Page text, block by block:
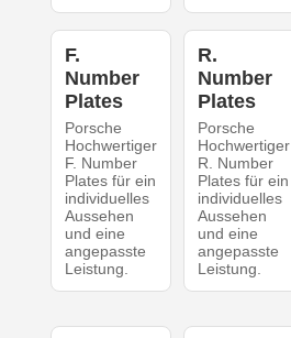
F.
Number
Plates
Porsche
Hochwertiger
F. Number
Plates für ein
individuelles
Aussehen
und eine
angepasste
Leistung.
R.
Number
Plates
Porsche
Hochwertiger
R. Number
Plates für ein
individuelles
Aussehen
und eine
angepasste
Leistung.